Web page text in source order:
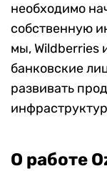
необходимо
собственную
мы, Wildberries
банковские
развивать
О работе